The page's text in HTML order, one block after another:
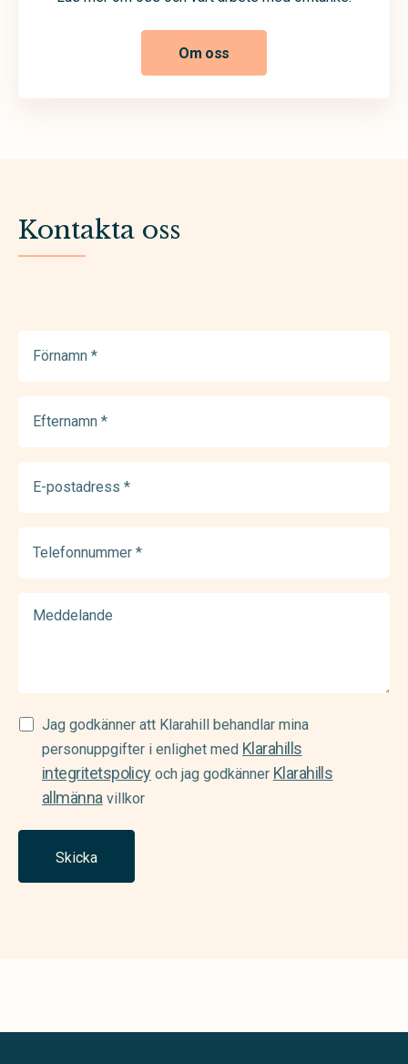
Om oss
Kontakta oss
(Required)
(Required)
postadress
(Required)
Samtycke
(Required)
Jag godkänner att Klarahill behandlar mina
personuppgifter i enlighet med Klarahills
integritetspolicyoch jag godkänner Klarahills
allmännavillkor
Skicka